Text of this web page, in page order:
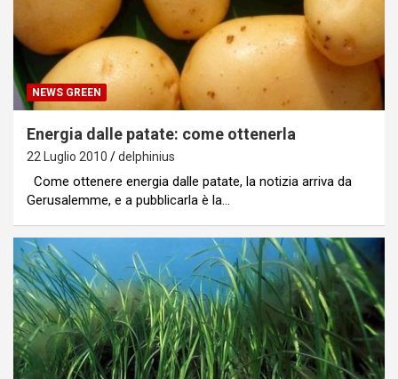
NEWS GREEN
Energia dalle patate: come ottenerla
22 Luglio 2010 delphinius
Come ottenere energia dalle patate, la notizia arriva da
Gerusalemme, e a pubblicarla è la…